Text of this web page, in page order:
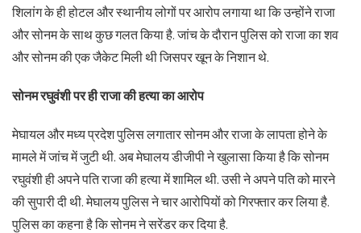
शिलांग के ही होटल और स्थानीय लोगों पर आरोप लगाया था कि उन्होंने राजा
और सोनम के साथ कुछ गलत किया है. जांच के दौरान पुलिस को राजा का शव
और सोनम की एक जैकेट मिली थी जिसपर खून के निशान थे.
सोनम रघुवंशी पर ही राजा की हत्या का आरोप
मेघायल और मध्य प्रदेश पुलिस लगातार सोनम और राजा के लापता होने के
मामले में जांच में जुटी थी. अब मेघालय डीजीपी ने खुलासा किया है कि सोनम
रघुवंशी ही अपने पति राजा की हत्या में शामिल थी. उसी ने अपने पति को मारने
की सुपारी दी थी. मेघालय पुलिस ने चार आरोपियों को गिरफ्तार कर लिया है.
पुलिस का कहना है कि सोनम ने सरेंडर कर दिया है.